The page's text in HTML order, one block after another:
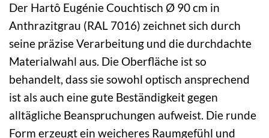
Der Hartô Eugénie Couchtisch Ø 90 cm in
Anthrazitgrau (RAL 7016) zeichnet sich durch
seine präzise Verarbeitung und die durchdachte
Materialwahl aus. Die Oberfläche ist so
behandelt, dass sie sowohl optisch ansprechend
ist als auch eine gute Beständigkeit gegen
alltägliche Beanspruchungen aufweist. Die runde
Form erzeugt ein weicheres Raumgefühl und